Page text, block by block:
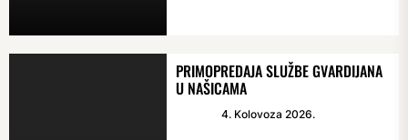
PRIMOPREDAJA SLUŽBE GVARDIJANA
U NAŠICAMA
4. Kolovoza 2026.